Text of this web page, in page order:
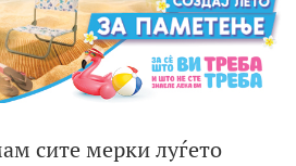
сите мерки луѓето